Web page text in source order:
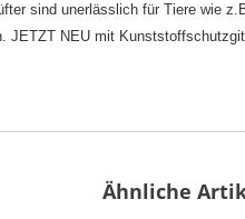
sind unerlässlich für Tiere wie
JETZT NEU mit
Ähnliche